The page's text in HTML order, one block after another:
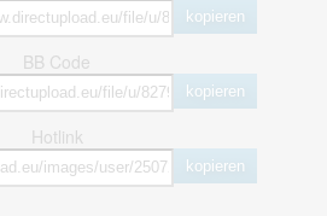
kopieren
BB Code
kopieren
Hotlink
kopieren